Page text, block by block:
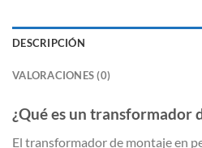
DESCRIPCIÓN
VALORACIONES (0)
¿Qué es un transformador
El transformador de montaje en